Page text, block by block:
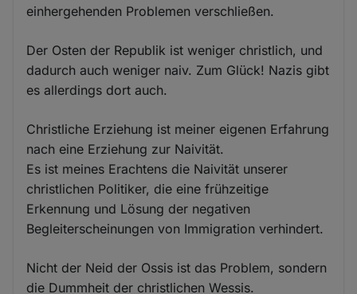
einhergehenden Problemen verschließen.
Der Osten der Republik ist weniger christlich, und
dadurch auch weniger naiv. Zum Glück! Nazis gibt
es allerdings dort auch.
Christliche Erziehung ist meiner eigenen Erfahrung
nach eine Erziehung zur Naivität.
Es ist meines Erachtens die Naivität unserer
christlichen Politiker, die eine frühzeitige
Erkennung und Lösung der negativen
Begleiterscheinungen von Immigration verhindert.
Nicht der Neid der Ossis ist das Problem, sondern
die Dummheit der christlichen Wessis.